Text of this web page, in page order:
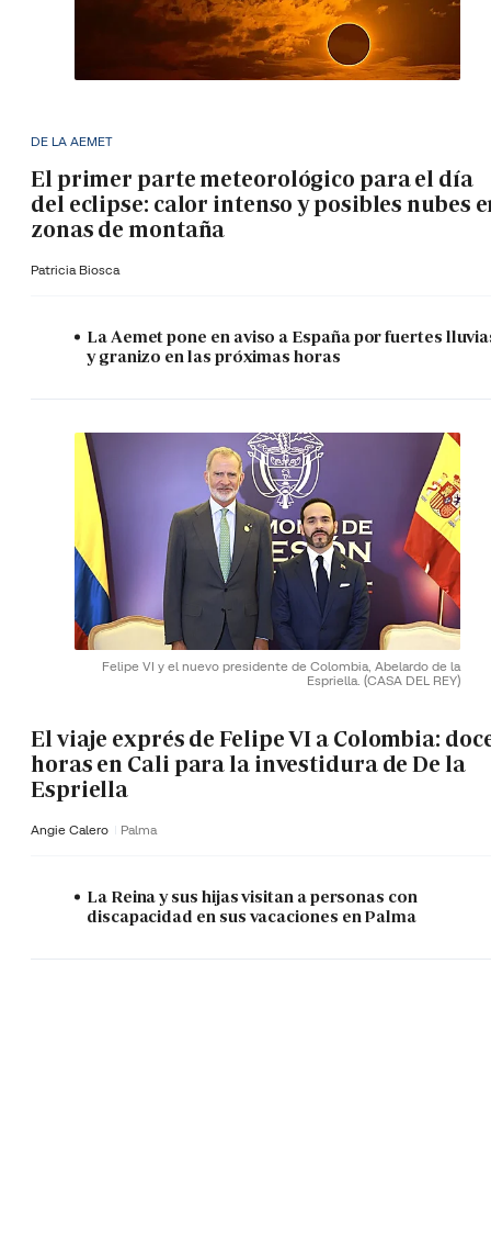
DE LA AEMET
El primer parte meteorológico para el día
del eclipse: calor intenso y posibles nubes
zonas de montaña
Patricia Biosca
La Aemet pone en aviso a España por fuertes
y granizo en las próximas horas
Felipe VI y el nuevo presidente de Colombia, Abelardo de la
Espriella. (CASA DEL REY)
El viaje exprés de Felipe VI a Colombia:
horas en Cali para la investidura de De la
Espriella
Angie Calero Palma
La Reina y sus hijas visitan a personas con
discapacidad en sus vacaciones en Palma